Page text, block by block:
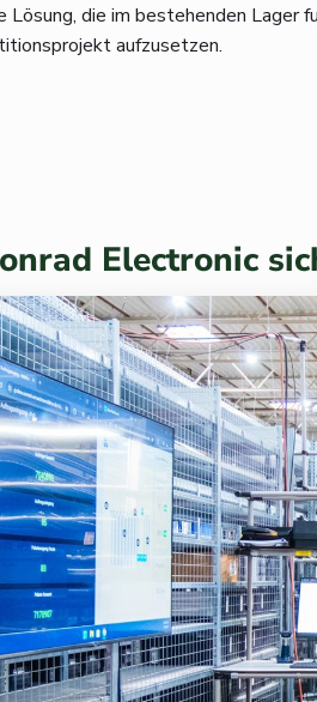
Lösung, die im bestehenden
aufzusetzen.
Electronic